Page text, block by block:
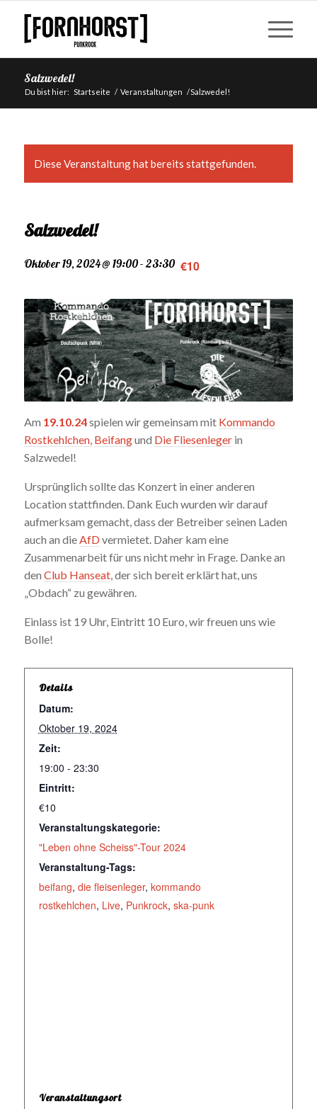
Salzwedel!
Du bist hier: Startseite / Veranstaltungen /Salzwedel!
Diese Veranstaltung hat bereits stattgefunden.
Salzwedel!
Oktober 19, 2024 @ 19:00- 23:30 €10
Am 19.10.24spielen wir gemeinsam mit Kommando
Rostkehlchen, Beifangund Die Fliesenlegerin
Salzwedel!
Ursprünglich sollte das Konzert in einer anderen
Location stattfinden. Dank Euch wurden wir darauf
aufmerksam gemacht, dass der Betreiber seinen Laden
auch an die AfDvermietet. Daher kam eine
Zusammenarbeit für uns nicht mehr in Frage. Danke an
den Club Hanseat, der sich bereit erklärt hat, uns
„Obdach“ zu gewähren.
Einlass ist 19 Uhr, Eintritt 10 Euro, wir freuen uns wie
Bolle!
Details
Datum:
Oktober 19, 2024
Zeit:
19:00 - 23:30
Eintritt:
€10
Veranstaltungskategorie:
"Leben ohne Scheiss"-Tour 2024
Veranstaltung-Tags:
beifang, die fleisenleger, kommando
rostkehlchen, Live, Punkrock, ska-punk
Veranstaltungsort